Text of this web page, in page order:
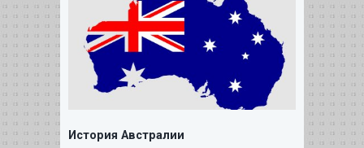
История Австралии